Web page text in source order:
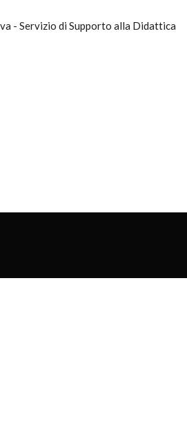
- Servizio di Supporto alla Didattica